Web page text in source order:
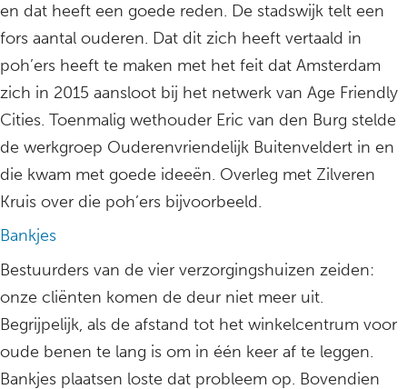
en dat heeft een goede reden. De stadswijk telt een
fors aantal ouderen. Dat dit zich heeft vertaald in
poh’ers heeft te maken met het feit dat Amsterdam
zich in 2015 aansloot bij het netwerk van Age Friendly
Cities. Toenmalig wethouder Eric van den Burg stelde
de werkgroep Ouderenvriendelijk Buitenveldert in en
die kwam met goede ideeën. Overleg met Zilveren
Kruis over die poh’ers bijvoorbeeld.
Bankjes
Bestuurders van de vier verzorgingshuizen zeiden:
onze cliënten komen de deur niet meer uit.
Begrijpelijk, als de afstand tot het winkelcentrum voor
oude benen te lang is om in één keer af te leggen.
Bankjes plaatsen loste dat probleem op. Bovendien